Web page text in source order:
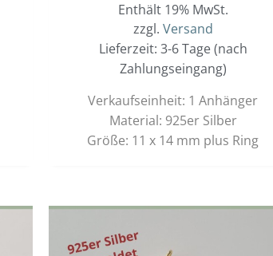
Enthält 19% MwSt.
zzgl. Versand
Lieferzeit: 3-6 Tage (nach
Zahlungseingang)
Verkaufseinheit: 1 Anhänger
Material: 925er Silber
Größe: 11 x 14 mm plus Ring